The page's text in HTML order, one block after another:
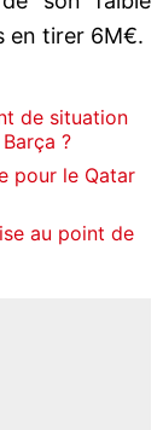
en tirer 6M€.
de situation
?
pour le Qatar
au point de